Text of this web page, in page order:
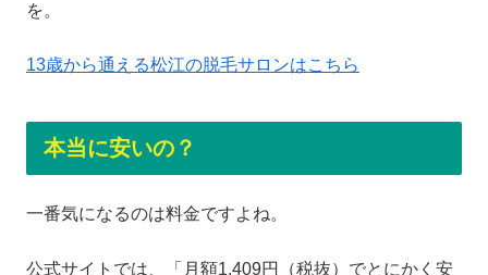
を。
13歳から通える松江の脱毛サロンはこちら
本当に安いの？
一番気になるのは料金ですよね。
公式サイトでは、「月額1,409円（税抜）でとにかく安